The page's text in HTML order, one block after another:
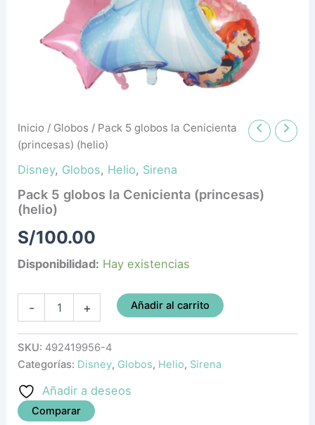
Inicio / Globos / Pack 5 globos la Cenicienta
(princesas) (helio)
Disney, Globos, Helio, Sirena
Pack 5 globos la Cenicienta (princesas)
(helio)
S/100.00
Disponibilidad: Hay existencias
- + Añadir al carrito
SKU: 492419956-4
Categorías: Disney, Globos, Helio, Sirena
Añadir a deseos
Comparar